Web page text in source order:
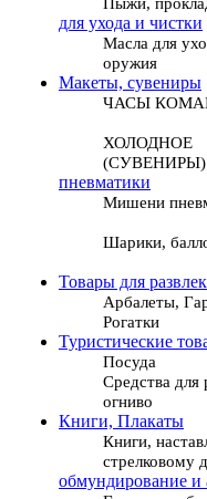
для ухода и чистки
Масла для
оружия
Макеты, сувениры
ЧАСЫ
ХОЛОДНОЕ
(СУВЕНИРЫ)
пневматики
Мишени
Шарики,
Товары для
Арбалеты,
Рогатки
Туристические
Посуда
Средства для
огниво
Книги, Плакаты
Книги,
стрелковому
обмундирование и